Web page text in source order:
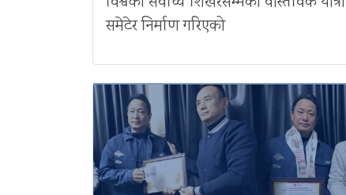
समेटेर निर्माण गरिएको